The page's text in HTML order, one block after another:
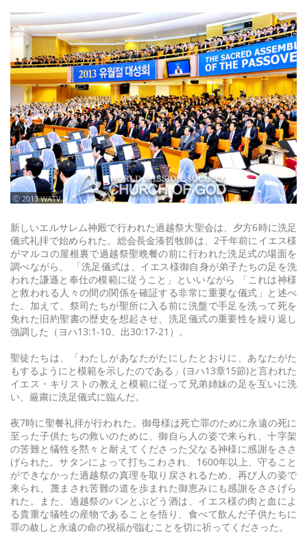
ⓒ 2013 WATV
新しいエルサレム神殿で行われた過越祭大聖会は、夕方6時に洗足
儀式礼拝で始められた。総会長金湊哲牧師は、2千年前にイエス様
がマルコの屋根裏で過越祭聖晩餐の前に行われた洗足式の場面を
調べながら、 「洗足儀式は、イエス様御自身が弟子たちの足を洗
われた謙遜と奉仕の模範に従うこと」といいながら 「これは神様
と救われる人々の間の関係を確証する非常に重要な儀式」と述べ
た。加えて、祭司たちが聖所に入る前に洗盤で手足を洗って死を
免れた旧約聖書の歴史を想起させ、洗足儀式の重要性を繰り返し
強調した（ヨハ13:1-10、出30:17-21）。
聖徒たちは、「わたしがあなたがたにしたとおりに、あなたがた
もするようにと模範を示したのである」(ヨハ13章15節)と言われた
イエス・キリストの教えと模範に従って兄弟姉妹の足を互いに洗
い、厳粛に洗足儀式に臨んだ。
夜7時に聖餐礼拝が行われた。御母様は死亡罪のために永遠の死に
至った子供たちの救いのために、御自ら人の姿で来られ、十字架
の苦難と犠牲を黙々と耐えてくださった父なる神様に感謝をささ
げられた。サタンによって打ちこわされ、1600年以上、守ること
ができなかった過越祭の真理を取り戻されるため、再び人の姿で
来られ、蔑まされ苦難の道を歩まれた御恵みにも感謝をささげら
れた。また、過越祭のパンとぶどう酒は、イエス様の肉と血によ
る貴重な犠牲の産物であることを悟り、食べて飲んだ子供たちに
罪の赦しと永遠の命の祝福が臨むことを切に祈ってくださった。